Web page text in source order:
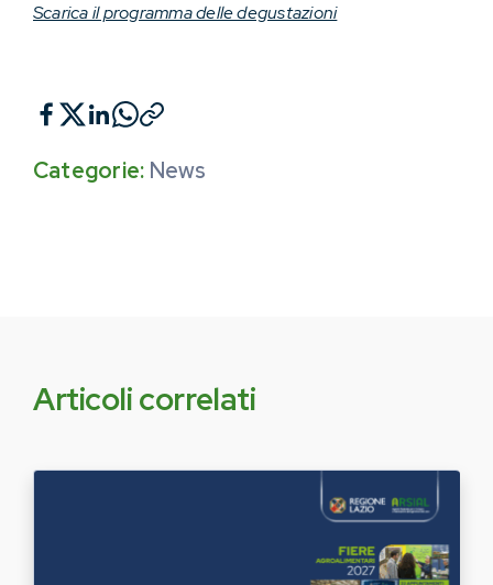
Scarica il programma delle degustazioni
Categorie: News
Articoli correlati